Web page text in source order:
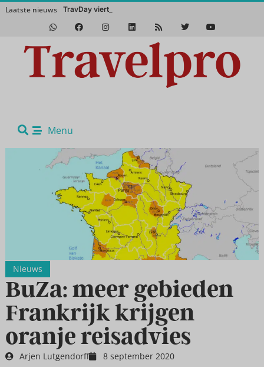
Laatste nieuws TravDay viert vijfjarig
Menu
Nieuws
BuZa: meer gebieden
Frankrijk krijgen
oranje reisadvies
Arjen Lutgendorff 8 september 2020